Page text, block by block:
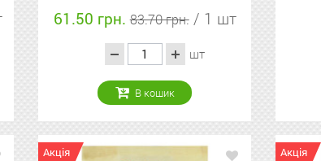
61.50 грн.83.70 грн. / 1 шт
шт
В кошик
Акція Акція